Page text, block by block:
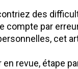
des
compte par
cet
en revue, étape